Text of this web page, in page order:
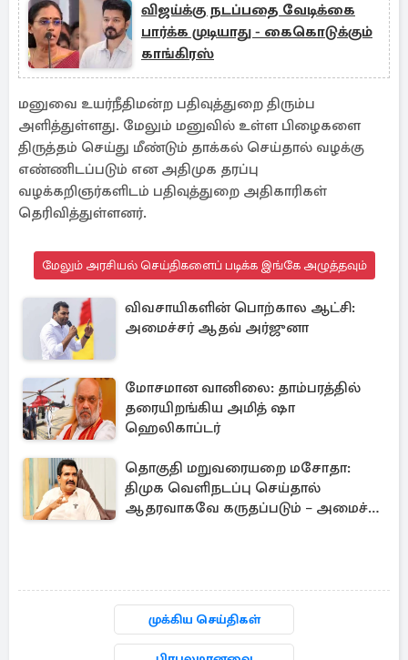
விஜய்க்கு நடப்பதை வேடிக்கை
பார்க்க முடியாது - கைகொடுக்கும்
காங்கிரஸ்
மனுவை உயர்நீதிமன்ற பதிவுத்துறை திரும்ப
அளித்துள்ளது. மேலும் மனுவில் உள்ள பிழைகளை
திருத்தம் செய்து மீண்டும் தாக்கல் செய்தால் வழக்கு
எண்ணிடப்படும் என அதிமுக தரப்பு
வழக்கறிஞர்களிடம் பதிவுத்துறை அதிகாரிகள்
தெரிவித்துள்ளனர்.
மேலும் அரசியல் செய்திகளைப் படிக்க இங்கே அழுத்தவும்
விவசாயிகளின் பொற்கால ஆட்சி:
அமைச்சர் ஆதவ் அர்ஜுனா
மோசமான வானிலை: தாம்பரத்தில்
தரையிறங்கிய அமித் ஷா
ஹெலிகாப்டர்
தொகுதி மறுவரையறை மசோதா:
திமுக வெளிநடப்பு செய்தால்
ஆதரவாகவே கருதப்படும் – அமைச்சர்
முக்கிய செய்திகள்